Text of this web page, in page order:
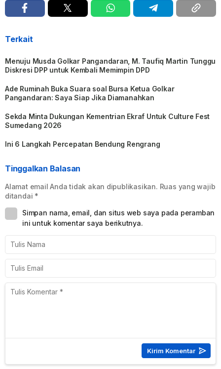
Terkait
Menuju Musda Golkar Pangandaran, M. Taufiq Martin Tunggu
Diskresi DPP untuk Kembali Memimpin DPD
Ade Ruminah Buka Suara soal Bursa Ketua Golkar
Pangandaran: Saya Siap Jika Diamanahkan
Sekda Minta Dukungan Kementrian Ekraf Untuk Culture Fest
Sumedang 2026
Ini 6 Langkah Percepatan Bendung Rengrang
Tinggalkan Balasan
Alamat email Anda tidak akan dipublikasikan. Ruas yang wajib
ditandai *
Simpan nama, email, dan situs web saya pada peramban
ini untuk komentar saya berikutnya.